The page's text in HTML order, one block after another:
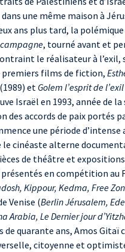
une même maison à
ans plus tard, la
, tourné avant et
le réalisateur à
premiers films de fiction,
(1989) et Golem l’esprit de l’exil
Israël en 1993, année de
des accords de paix portés
une période
le cinéaste alterne
de théâtre et
en compétition au
Kippour, Kedma, Free
Venise (Berlin Jérusalem,
Arabia, Le Dernier jour
de quarante ans, Amos Gitaï
citoyenne et